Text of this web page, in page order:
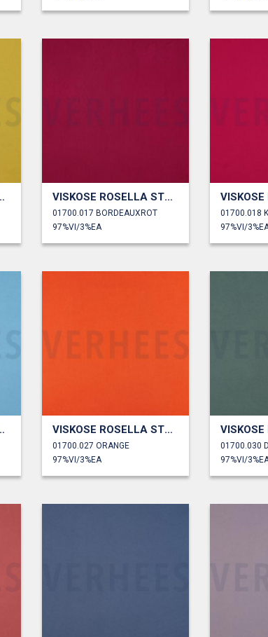
STRETCH VISKOSE ROSELLA STRETCH
01700.017 BORDEAUXROT
97%VI/3%EA
01700.018
97%VI/
STRETCH VISKOSE ROSELLA STRETCH
01700.027 ORANGE
97%VI/3%EA
01700.030
97%VI/